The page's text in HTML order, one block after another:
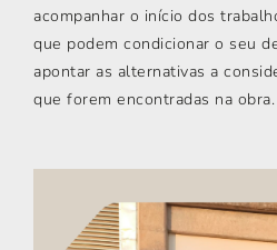
acompanhar o início dos
que podem condicionar o seu
apontar as alternativas a
que forem encontradas na obra.